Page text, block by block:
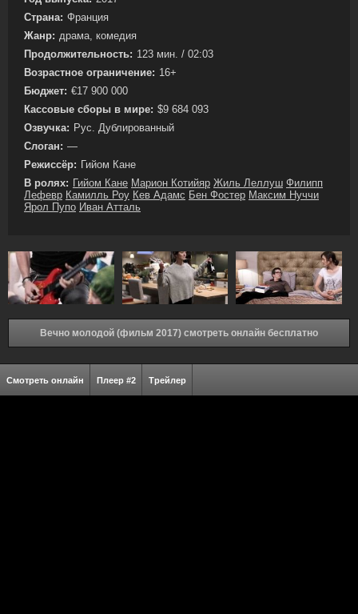
Страна: Франция
Жанр: драма, комедия
Продолжительность: 123 мин. / 02:03
Возрастное ограничение: 16+
Бюджет: €17 900 000
Кассовые сборы в мире: $9 684 093
Озвучка: Рус. Дублированный
Слоган: —
Режиссёр: Гийом Кане
В ролях: Гийом Кане Марион Котийяр Жиль Леллуш Филипп
Лефевр Камилль Роу Кев Адамс Бен Фостер Максим Нуччи
Ярол Пупо Иван Атталь
Вечно молодой (фильм 2017) смотреть онлайн бесплатно
Смотреть онлайн Плеер #2 Трейлер